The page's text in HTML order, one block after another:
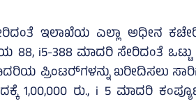
ಇಲಾಖೆಯ ಎಲ್ಲಾ ಅಧೀನ
88, i5-388 ಮಾದರಿ ಸೇರಿದಂತೆ
ಪ್ರಿಂಟರ್‍‌ಗಳನ್ನು ಖರೀದಿಸಲು
1,00,000 ರು., i 5 ಮಾದರಿ